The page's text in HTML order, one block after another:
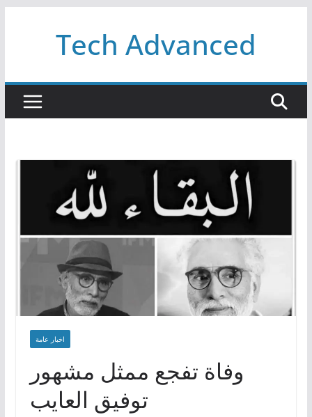
Tech Advanced
اخبار عامة
وفاة تفجع ممثل مشهور
توفيق العايب